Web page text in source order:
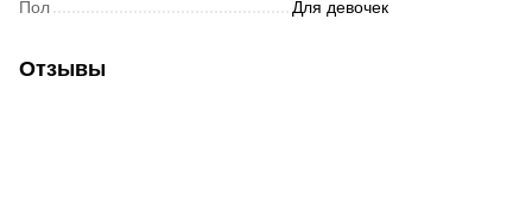
Пол Для девочек
Отзывы